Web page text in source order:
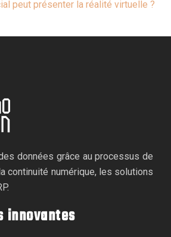
peut présenter la réalité virtuelle ?
données grâce au processus de
continuité numérique, les solutions
innovantes